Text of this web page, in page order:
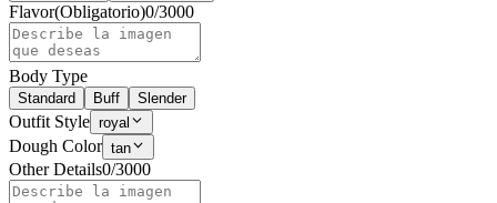
Flavor(Obligatorio)0/3000
Body Type
Standard Buff Slender
Outfit Style royal
Dough Color tan
Other Details0/3000